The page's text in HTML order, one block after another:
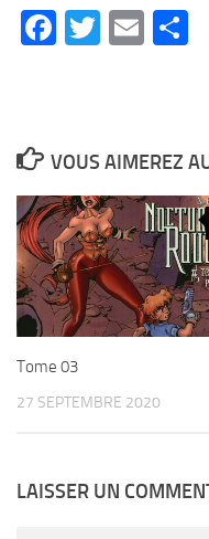
Facebook
Twitter
Email
VOUS AIMEREZ
Tome 03
27 SEPTEMBRE 2020
LAISSER UN